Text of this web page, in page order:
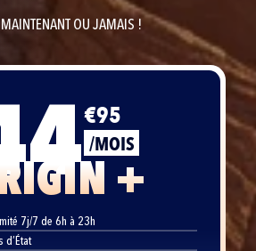
OU JAMAIS !
€95
/MOIS
+
7j/7 de 6h à 23h